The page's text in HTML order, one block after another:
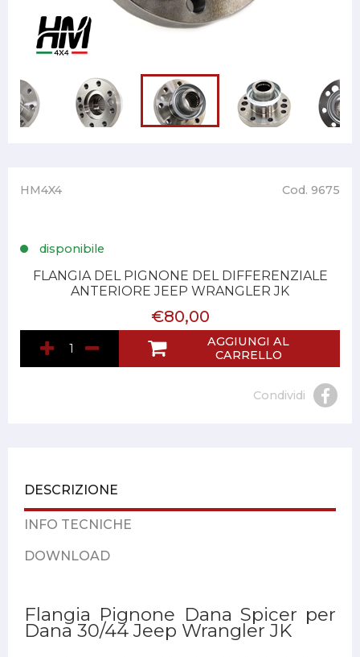
HM4X4 Cod. 9675
disponibile
FLANGIA DEL PIGNONE DEL DIFFERENZIALE
ANTERIORE JEEP WRANGLER JK
€80,00
AGGIUNGI AL
CARRELLO
Condividi
DESCRIZIONE
INFO TECNICHE
DOWNLOAD
Flangia Pignone Dana Spicer per
Dana 30/44 Jeep Wrangler JK